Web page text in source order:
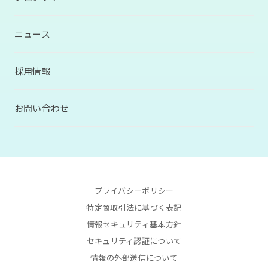
ニュース
採用情報
お問い合わせ
プライバシーポリシー
特定商取引法に基づく表記
情報セキュリティ基本方針
セキュリティ認証について
情報の外部送信について